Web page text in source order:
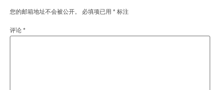
您的邮箱地址不会被公开。 必填项已用 * 标注
评论 *